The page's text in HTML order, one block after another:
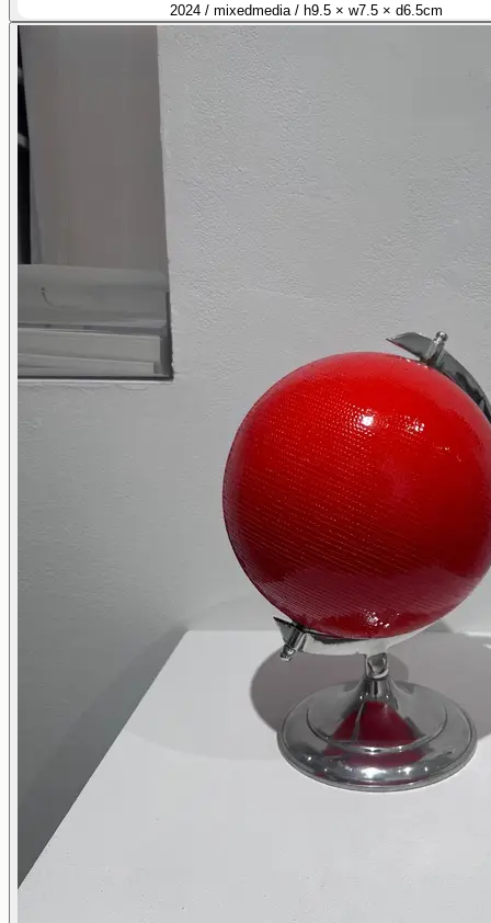
2024 / mixedmedia / h9.5 × w7.5 × d6.5cm